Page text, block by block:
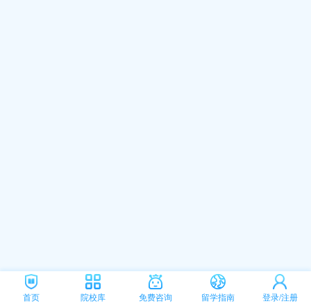
首页 院校库 免费咨询 留学指南 登录/注册